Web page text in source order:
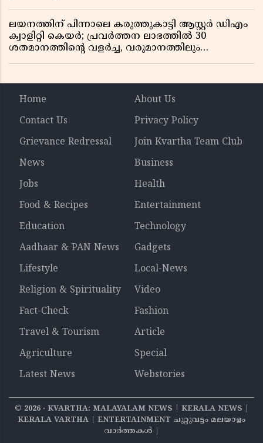
ലയനത്തിന് പിന്നാലെ കരുത്തുകാട്ടി ആസ്റ്റർ ഡിഎം
ക്വാളിറ്റി കെയർ; പ്രവർത്തന ലാഭത്തിൽ 30
ശതമാനത്തിൻ്റെ വളർച്ച, വരുമാനത്തിലും
Home
About Us
Contact Us
Privacy Policy
Grievance Redressal
Join Kvartha Team Club
News
Business
Jobs
Health
Food & Recipes
Entertainment
Education
Technology
Aadhaar & PAN News
Gadgets
Lifestyle
Local-News
Religion & Spirituality
Video
Fact-Check
Fashion
Travel & Tourism
Article
Agriculture
Special
Latest News
Webstories
© 2026‧ KVARTHA: MALAYALAM NEWS | KERALA NEWS |
KERALA VARTHA | ENTERTAINMENT ചുറ്റുവട്ടം മലയാളം
വാര്‍ത്തകൾ |